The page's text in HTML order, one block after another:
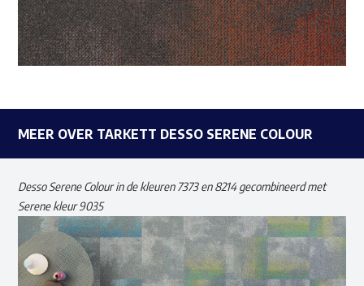
MEER OVER TARKETT DESSO SERENE COLOUR
Desso Serene Colour in de kleuren 7373 en 8214 gecombineerd met
Serene kleur 9035